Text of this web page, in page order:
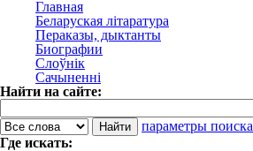
Главная
Беларуская літаратура
Пераказы, дыктанты
Биографии
Слоўнік
Сачыненні
Найти на сайте:
параметры поиска
Где искать: